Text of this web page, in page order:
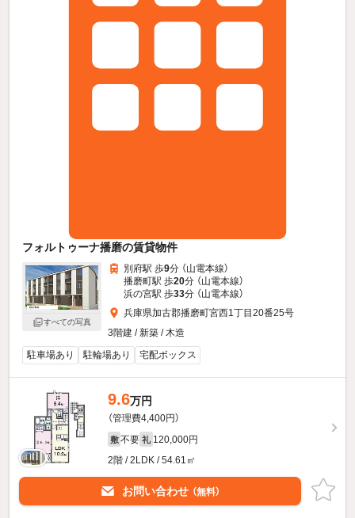
フォルトゥーナ播磨の賃貸物件
すべての写真
別府駅 歩9分 （山電本線）
播磨町駅 歩20分 （山電本線）
浜の宮駅 歩33分 （山電本線）
兵庫県加古郡播磨町宮西1丁目20番25号
3階建 / 新築 / 木造
駐車場あり
駐輪場あり 宅配ボックス
9.6万円
（管理費4,400円）
敷 不要 礼 120,000円
2階 / 2LDK / 54.61㎡
お問い合わせ （無料）